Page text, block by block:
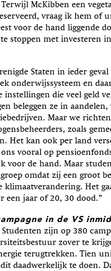
McKibben een
vraag ik hem of
voor de hand liggende
stoppen met investeren
Staten in ieder
onderwijssysteem en
instellingen die veel geld
beleggen ze in
Maar we
zoals
Het kan ook per land
vooral op
voor de hand. Maar
omdat zij een groot
klimaatverandering. Het
een jaar of 20, 30 dood.”
in de VS
zijn op 380
zover te
terugtrekken. Tien
daadwerkelijk te doen.